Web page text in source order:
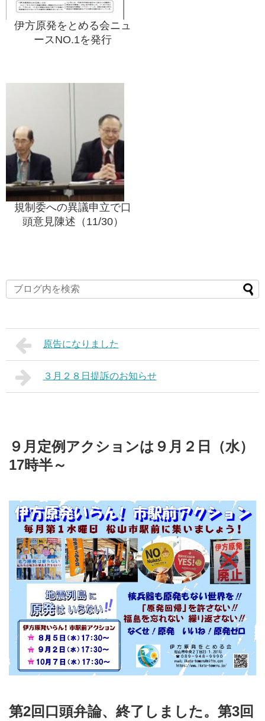
伊方原発をとめる会ニュ
ースNO.1を発行
規制委への異議申立で口
頭意見陳述（11/30）
原告になりました
３月２８日提訴のお知らせ
９月定例アクションは９月２日（水）
17時半～
第2回口頭弁論、終了しました。第3回